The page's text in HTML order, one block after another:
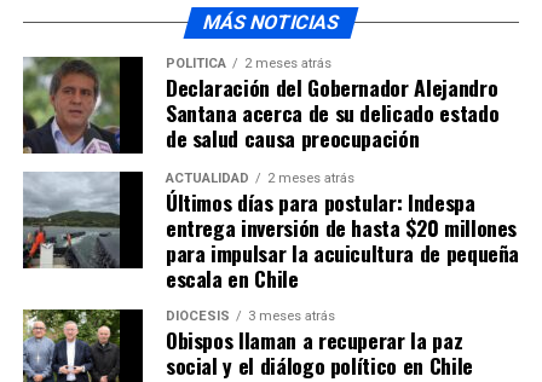
MÁS NOTICIAS
POLÍTICA 2 meses atrás
Declaración del Gobernador Alejandro
Santana acerca de su delicado estado
de salud causa preocupación
ACTUALIDAD 2 meses atrás
Últimos días para postular: Indespa
entrega inversión de hasta $20 millones
para impulsar la acuicultura de pequeña
escala en Chile
DIÓCESIS 3 meses atrás
Obispos llaman a recuperar la paz
social y el diálogo político en Chile